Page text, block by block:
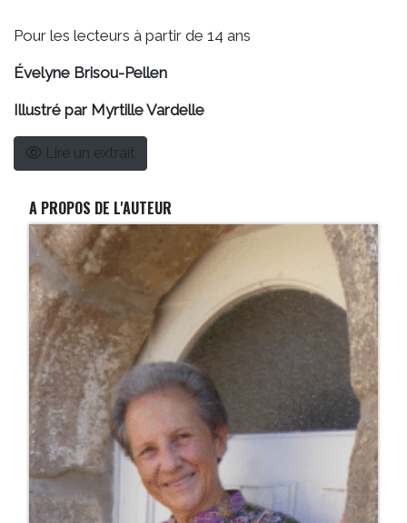
Pour les lecteurs à partir de 14 ans
Évelyne Brisou-Pellen
Illustré par Myrtille Vardelle
Lire un extrait
A PROPOS DE L'AUTEUR